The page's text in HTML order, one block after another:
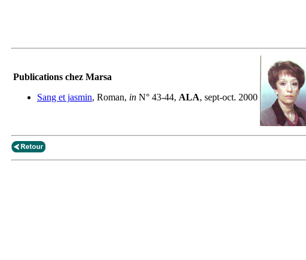
Publications chez Marsa
Sang et jasmin, Roman, inN° 43-44, ALA, sept-oct. 2000